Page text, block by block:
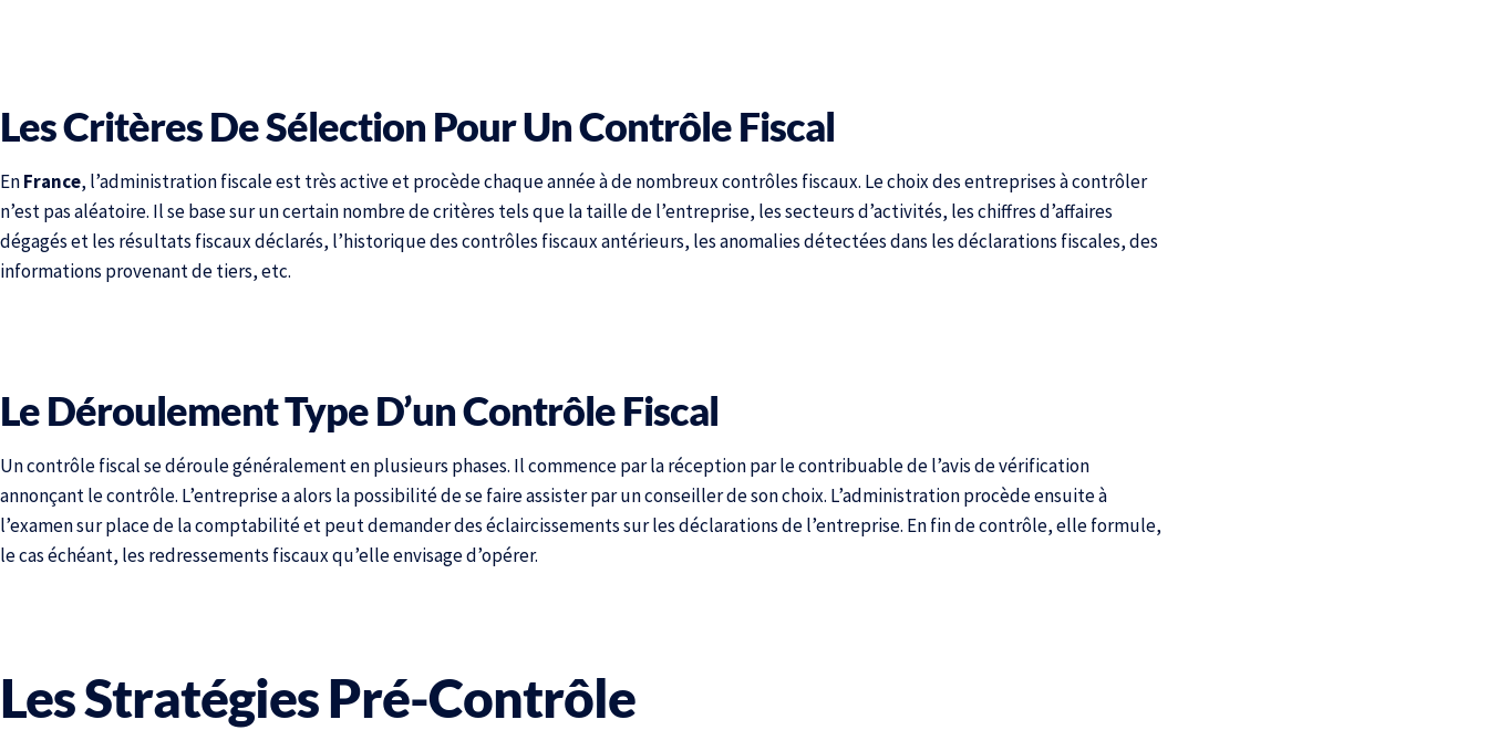
Les Critères De Sélection Pour Un Contrôle Fiscal
EnFrance, l’administration fiscale est très active et procède chaque année à de nombreux contrôles fiscaux. Le choix des entreprises à contrôler
n’est pas aléatoire. Il se base sur un certain nombre de critères tels que la taille de l’entreprise, les secteurs d’activités, les chiffres d’affaires
dégagés et les résultats fiscaux déclarés, l’historique des contrôles fiscaux antérieurs, les anomalies détectées dans les déclarations fiscales, des
informations provenant de tiers, etc.
Le Déroulement Type D’un Contrôle Fiscal
Un contrôle fiscal se déroule généralement en plusieurs phases. Il commence par la réception par le contribuable de l’avis de vérification
annonçant le contrôle. L’entreprise a alors la possibilité de se faire assister par un conseiller de son choix. L’administration procède ensuite à
l’examen sur place de la comptabilité et peut demander des éclaircissements sur les déclarations de l’entreprise. En fin de contrôle, elle formule,
le cas échéant, les redressements fiscaux qu’elle envisage d’opérer.
Les Stratégies Pré-Contrôle